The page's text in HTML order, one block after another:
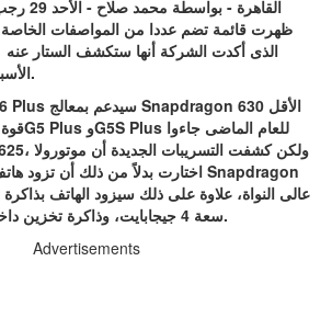
ظهرت قائمة تضم عددا من المواصفات الخاصة
الأسبوع المقبل فى البرازيل.
Plus Snapdragon 630
G5 Plus وG5S Plus
، ولكن كشفت التسريبات الجديدة أن موتورولا
Snapdragon
سعة 4 جيجابايت، وذاكرة تخزين داخلية بسعة 64 جيجابايت.
Advertisements